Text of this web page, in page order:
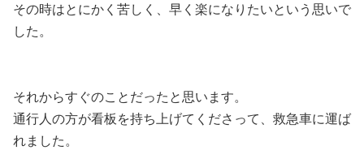
その時はとにかく苦しく、早く楽になりたいという思いで
した。
それからすぐのことだったと思います。
通行人の方が看板を持ち上げてくださって、救急車に運ば
れました。